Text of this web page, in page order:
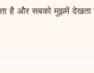
और सबको मुझमें देखता